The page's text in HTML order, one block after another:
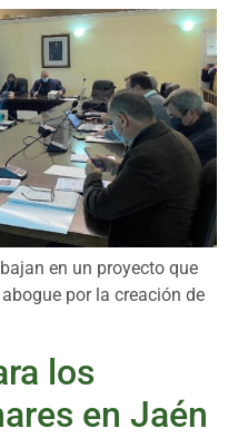
en un proyecto que
por la creación de
los
en Jaén